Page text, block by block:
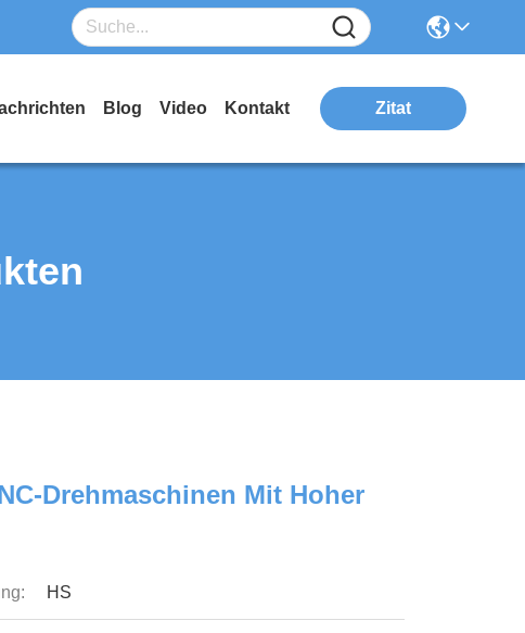
Blog Video Kontakt Zitat
Drehmaschinen Mit Hoher
HS